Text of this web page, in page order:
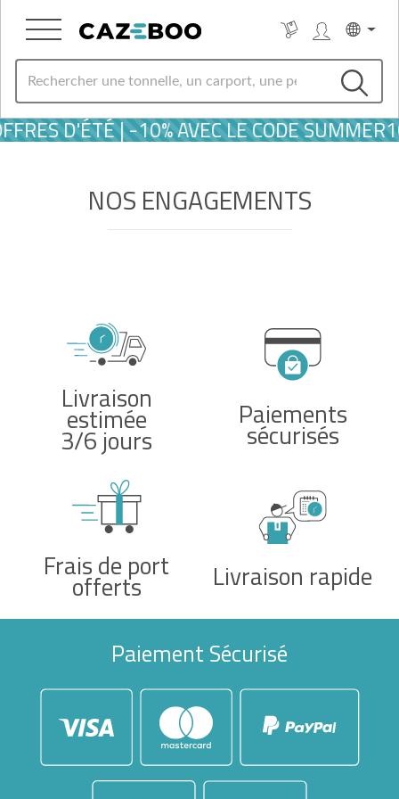
D'ÉTÉ | -10% AVEC LE CODE
NOS ENGAGEMENTS
Livraison
estimée
3/6 jours
Paiements
sécurisés
Frais de port
offerts Livraison rapide
Paiement Sécurisé